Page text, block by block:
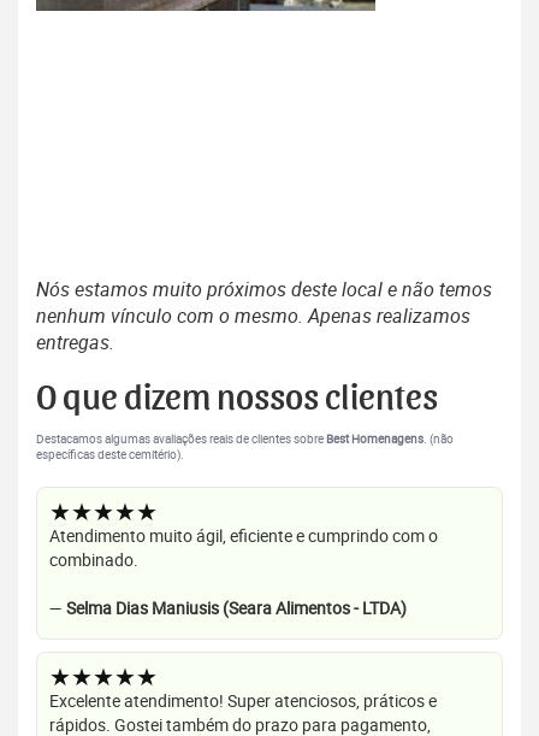
Nós estamos muito próximos deste local e não temos
nenhum vínculo com o mesmo. Apenas realizamos
entregas.
O que dizem nossos clientes
Destacamos algumas avaliações reais de clientes sobreBest Homenagens. (não
específicas deste cemitério).
★★★★★
Atendimento muito ágil, eficiente e cumprindo com o
combinado.
— Selma Dias Maniusis (Seara Alimentos - LTDA)
★★★★★
Excelente atendimento! Super atenciosos, práticos e
rápidos. Gostei também do prazo para pagamento,